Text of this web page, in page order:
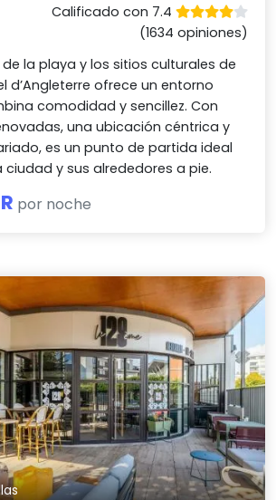
Calificado con 7.4
(1634 opiniones)
la playa y los sitios culturales de
d’Angleterre ofrece un entorno
comodidad y sencillez. Con
una ubicación céntrica y
es un punto de partida ideal
ciudad y sus alrededores a pie.
por noche